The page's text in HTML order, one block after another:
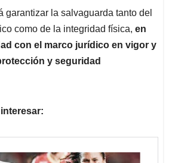
garantizar la salvaguarda tanto del
como de la integridad física, en
con el marco jurídico en vigor y
y seguridad